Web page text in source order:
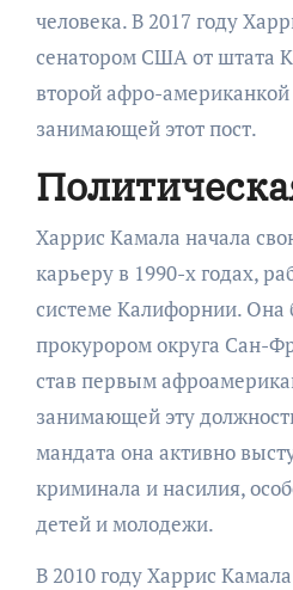
человека. В 2017 году
сенатором США от штата
второй афро-американкой
занимающей этот пост.
Харрис Камала начала
карьеру в 1990-х годах,
системе Калифорнии. Она
прокурором округа Сан-
став первым
занимающей эту
мандата она активно
криминала и насилия,
детей и молодежи.
В 2010 году Харрис